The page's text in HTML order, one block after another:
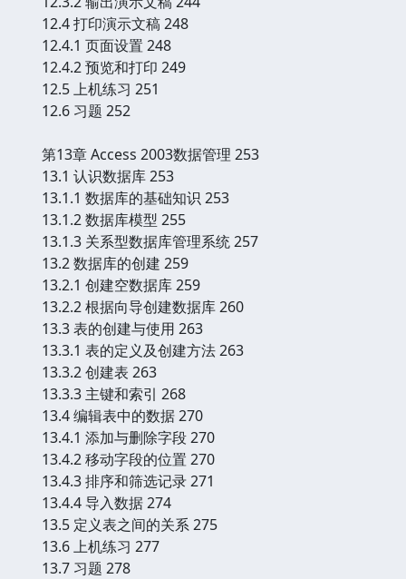
12.4 打印演示文稿 248
12.4.1 页面设置 248
12.4.2 预览和打印 249
12.5 上机练习 251
12.6 习题 252
第13章 Access 2003数据管理 253
13.1 认识数据库 253
13.1.1 数据库的基础知识 253
13.1.2 数据库模型 255
13.1.3 关系型数据库管理系统 257
13.2 数据库的创建 259
13.2.1 创建空数据库 259
13.2.2 根据向导创建数据库 260
13.3 表的创建与使用 263
13.3.1 表的定义及创建方法 263
13.3.2 创建表 263
13.3.3 主键和索引 268
13.4 编辑表中的数据 270
13.4.1 添加与删除字段 270
13.4.2 移动字段的位置 270
13.4.3 排序和筛选记录 271
13.4.4 导入数据 274
13.5 定义表之间的关系 275
13.6 上机练习 277
13.7 习题 278